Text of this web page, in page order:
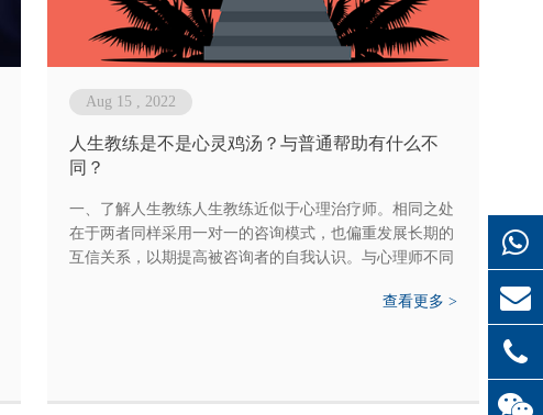
Aug 15 , 2022
人生教练是不是心灵鸡汤？与普通帮助有什么不
同？
一、了解人生教练人生教练近似于心理治疗师。相同之处
在于两者同样采用一对一的咨询模式，也偏重发展长期的
互信关系，以期提高被咨询者的自我认识。与心理师不同
查看更多 >